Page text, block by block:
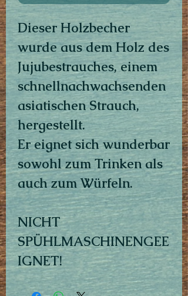
Dieser Holzbecher
wurde aus dem Holz des
Jujubestrauches, einem
schnellnachwachsenden
asiatischen Strauch,
hergestellt.
Er eignet sich wunderbar
sowohl zum Trinken als
auch zum Würfeln.
NICHT
SPÜHLMASCHINENGEE
IGNET!